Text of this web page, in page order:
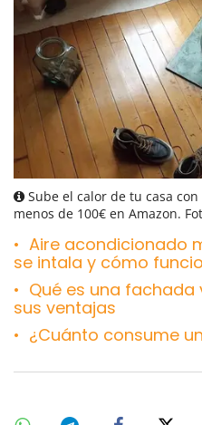
Sube el calor de tu casa
menos de 100€ en Amazon.
Aire acondicionado
se intala y cómo
Qué es una
sus ventajas
¿Cuánto consume